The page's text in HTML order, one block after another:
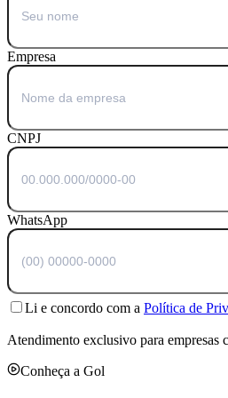
Empresa
CNPJ
WhatsApp
Li e concordo com a Política de
Atendimento exclusivo para empresas
Conheça a Gol